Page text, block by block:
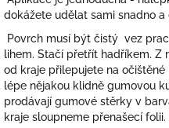
dokážete udělat sami snadno a
Povrch musí být čistý vez
lihem. Stačí přetřít hadříkem. Z
od kraje přilepujete na
lépe nějakou klidně gumovou
prodávají gumové stěrky v
kraje sloupneme přenašecí folii.